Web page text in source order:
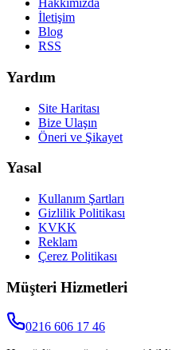
Hakkımızda
İletişim
Blog
RSS
Yardım
Site Haritası
Bize Ulaşın
Öneri ve Şikayet
Yasal
Kullanım Şartları
Gizlilik Politikası
KVKK
Reklam
Çerez Politikası
Müşteri Hizmetleri
0216 606 17 46